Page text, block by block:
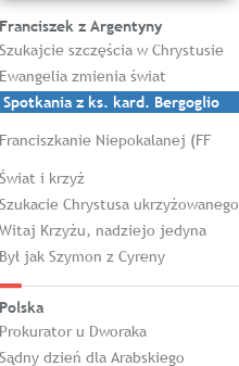
Franciszek z Argentyny
Szukajcie szczęścia w Chrystusie
Ewangelia zmienia świat
Spotkania z ks. kard. Bergoglio
Franciszkanie Niepokalanej (FF
Świat i krzyż
Szukacie Chrystusa ukrzyżowanego
Witaj Krzyżu, nadziejo jedyna
Był jak Szymon z Cyreny
Polska
Prokurator u Dworaka
Sądny dzień dla Arabskiego